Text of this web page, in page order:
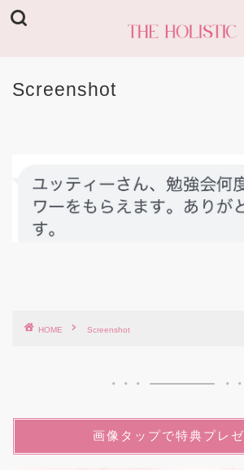
Screenshot
HOME Screenshot
画像タップで特典プレゼ